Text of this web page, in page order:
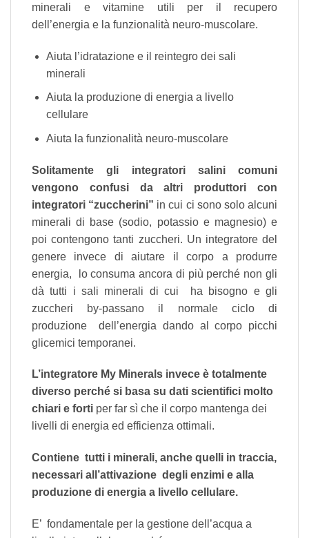
minerali e vitamine utili per il recupero
dell’energia e la funzionalità neuro-muscolare.
Aiuta l’idratazione e il reintegro dei sali
minerali
Aiuta la produzione di energia a livello
cellulare
Aiuta la funzionalità neuro-muscolare
Solitamente gli integratori salini comuni
vengono confusi da altri produttori con
integratori “zuccherini” in cui ci sono solo alcuni
minerali di base (sodio, potassio e magnesio) e
poi contengono tanti zuccheri. Un integratore del
genere invece di aiutare il corpo a produrre
energia, lo consuma ancora di più perché non gli
dà tutti i sali minerali di cui ha bisogno e gli
zuccheri by-passano il normale ciclo di
produzione dell’energia dando al corpo picchi
glicemici temporanei.
L’integratore My Minerals invece è totalmente
diverso perché si basa su dati scientifici molto
chiari e forti per far sì che il corpo mantenga dei
livelli di energia ed efficienza ottimali.
Contiene tutti i minerali, anche quelli in traccia,
necessari all’attivazione degli enzimi e alla
produzione di energia a livello cellulare.
E’ fondamentale per la gestione dell’acqua a